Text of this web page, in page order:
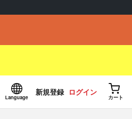
Language
新規登録 ログイン
カート